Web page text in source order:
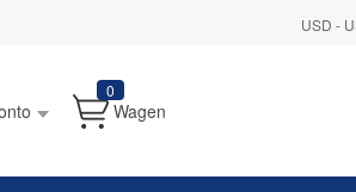
USD -
0
Wagen